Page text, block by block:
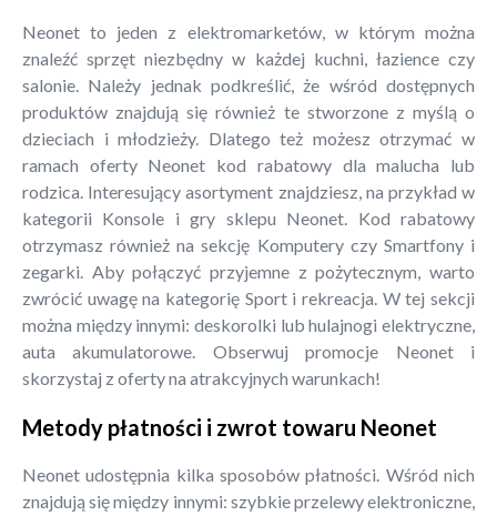
Neonet to jeden z elektromarketów, w którym można
znaleźć sprzęt niezbędny w każdej kuchni, łazience czy
salonie. Należy jednak podkreślić, że wśród dostępnych
produktów znajdują się również te stworzone z myślą o
dzieciach i młodzieży. Dlatego też możesz otrzymać w
ramach oferty Neonet kod rabatowy dla malucha lub
rodzica. Interesujący asortyment znajdziesz, na przykład w
kategorii Konsole i gry sklepu Neonet. Kod rabatowy
otrzymasz również na sekcję Komputery czy Smartfony i
zegarki. Aby połączyć przyjemne z pożytecznym, warto
zwrócić uwagę na kategorię Sport i rekreacja. W tej sekcji
można między innymi: deskorolki lub hulajnogi elektryczne,
auta akumulatorowe. Obserwuj promocje Neonet i
skorzystaj z oferty na atrakcyjnych warunkach!
Metody płatności i zwrot towaru Neonet
Neonet udostępnia kilka sposobów płatności. Wśród nich
znajdują się między innymi: szybkie przelewy elektroniczne,